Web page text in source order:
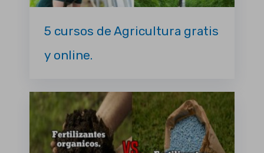
5 cursos de Agricultura gratis
y online.